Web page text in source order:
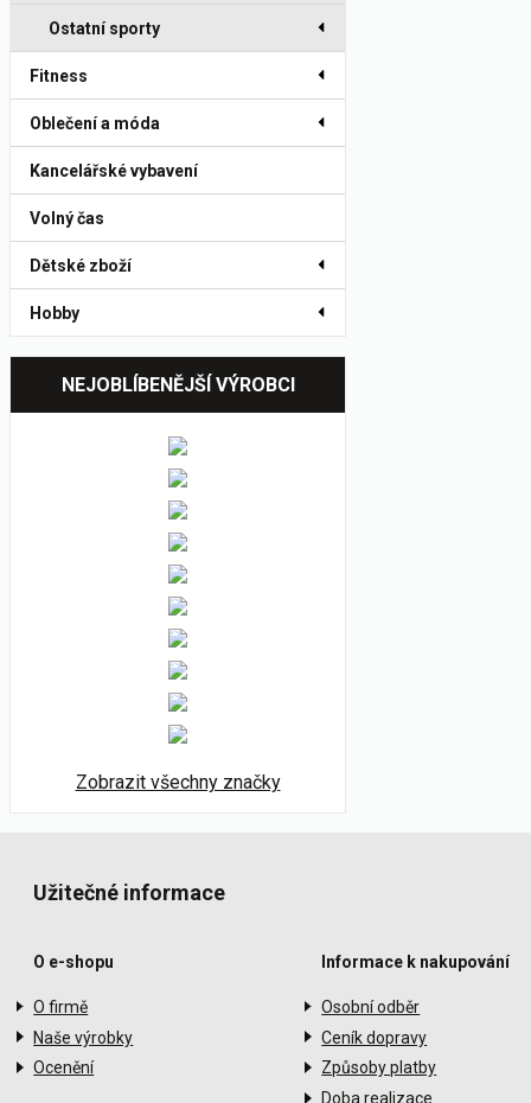
Ostatní sporty
Fitness
Oblečení a móda
Kancelářské vybavení
Volný čas
Dětské zboží
Hobby
NEJOBLÍBENĚJŠÍ VÝROBCI
Zobrazit všechny značky
Užitečné informace
O e-shopu
O firmě
Naše výrobky
Ocenění
Informace k nakupování
Osobní odběr
Ceník dopravy
Způsoby platby
Doba realizace